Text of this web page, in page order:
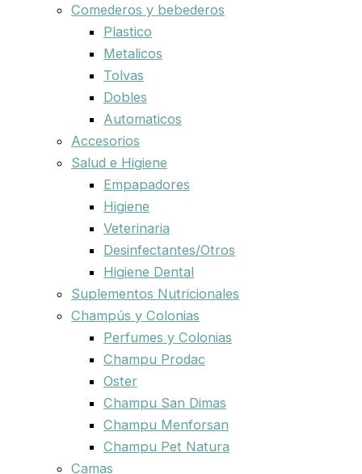
Comederos y bebederos
Plastico
Metalicos
Tolvas
Dobles
Automaticos
Accesorios
Salud e Higiene
Empapadores
Higiene
Veterinaria
Desinfectantes/Otros
Higiene Dental
Suplementos Nutricionales
Champús y Colonias
Perfumes y Colonias
Champu Prodac
Oster
Champu San Dimas
Champu Menforsan
Champu Pet Natura
Camas